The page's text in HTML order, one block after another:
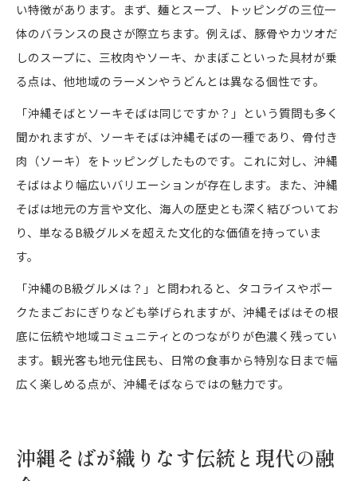
い特徴があります。まず、麺とスープ、トッピングの三位一
体のバランスの良さが際立ちます。例えば、豚骨やカツオだ
しのスープに、三枚肉やソーキ、かまぼこといった具材が乗
る点は、他地域のラーメンやうどんとは異なる個性です。
「沖縄そばとソーキそばは同じですか？」という質問も多く
聞かれますが、ソーキそばは沖縄そばの一種であり、骨付き
肉（ソーキ）をトッピングしたものです。これに対し、沖縄
そばはより幅広いバリエーションが存在します。また、沖縄
そばは地元の方言や文化、海人の歴史とも深く結びついてお
り、単なるB級グルメを超えた文化的な価値を持っていま
す。
「沖縄のB級グルメは？」と問われると、タコライスやポー
クたまごおにぎりなども挙げられますが、沖縄そばはその根
底に伝統や地域コミュニティとのつながりが色濃く残ってい
ます。観光客も地元住民も、日常の食事から特別な日まで幅
広く楽しめる点が、沖縄そばならではの魅力です。
沖縄そばが織りなす伝統と現代の融